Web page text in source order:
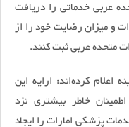
عربی خدماتی را دریافت
و میزان رضایت خود را از
متحده عربی ثبت کنند.
اعلام کرده‌اند: ارایه این
خاطر بیشتری نزد
پزشکی امارات را ایجاد